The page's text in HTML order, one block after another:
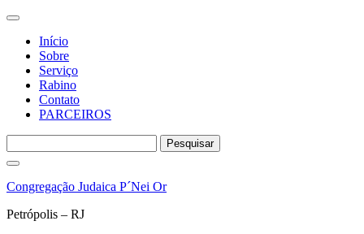
Início
Sobre
Serviço
Rabino
Contato
PARCEIROS
por:
Pular
o
Congregação Judaica P´Nei Or
Petrópolis – RJ